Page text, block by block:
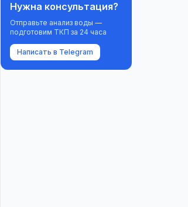
Нужна консультация?
Отправьте анализ воды —
подготовим ТКП за 24 часа
Написать в Telegram